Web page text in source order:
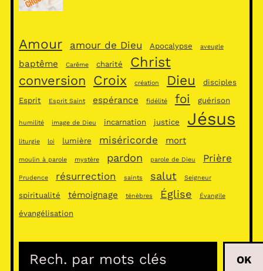
Amour amour de Dieu Apocalypse aveugle
baptême Carême charité Christ
conversion Croix création Dieu disciples
Esprit Esprit Saint espérance fidélité foi guérison
humilité image de Dieu incarnation justice Jésus
liturgie loi lumière miséricorde mort
moulin à parole mystère pardon parole de Dieu Prière
Prudence résurrection saints salut Seigneur
spiritualité témoignage ténèbres Église Évangile
évangélisation
OK